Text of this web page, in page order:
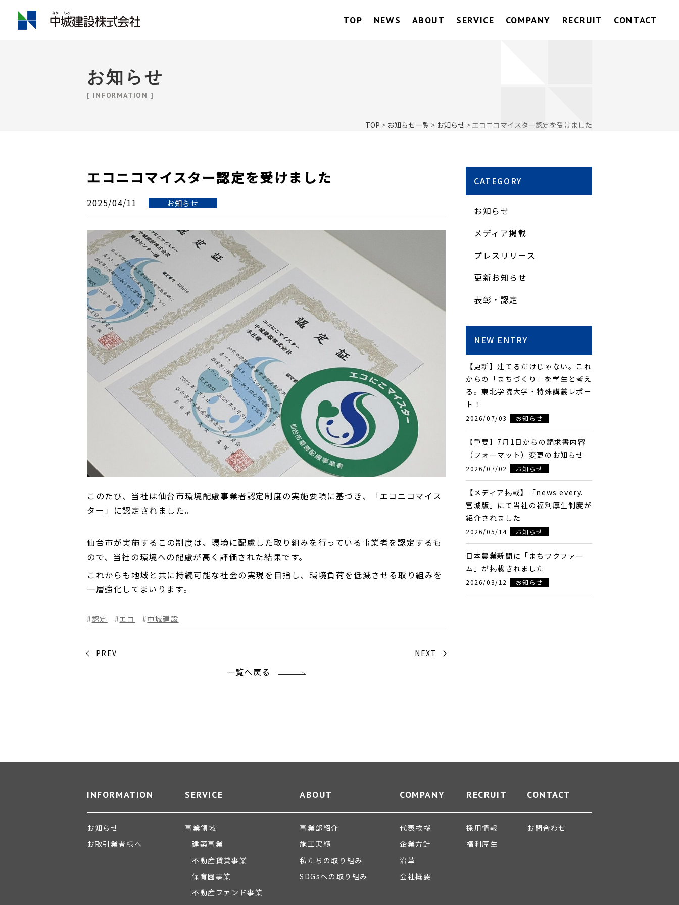
TOP NEWS ABOUT SERVICE COMPANY RECRUIT CONTACT
お知らせ
[ INFORMATION ]
TOP > お知らせ一覧 > お知らせ >エコニコマイスター認定を受けました
エコニコマイスター認定を受けました
2025/04/11 お知らせ
このたび、当社は仙台市環境配慮事業者認定制度の実施要項に基づき、「エコニコマイス
ター」に認定されました。
仙台市が実施するこの制度は、環境に配慮した取り組みを行っている事業者を認定するも
ので、当社の環境への配慮が高く評価された結果です。
これからも地域と共に持続可能な社会の実現を目指し、環境負荷を低減させる取り組みを
一層強化してまいります。
認定 エコ 中城建設
PREV NEXT
一覧へ戻る
CATEGORY
お知らせ
メディア掲載
プレスリリース
更新お知らせ
表彰・認定
NEW ENTRY
【更新】建てるだけじゃない。これ
からの「まちづくり」を学生と考え
る。東北学院大学・特殊講義レポー
ト！
2026/07/03 お知らせ
【重要】7月1日からの請求書内容
（フォーマット）変更のお知らせ
2026/07/02 お知らせ
【メディア掲載】「news every.
宮城版」にて当社の福利厚生制度が
紹介されました
2026/05/14 お知らせ
日本農業新聞に「まちワクファー
ム」が掲載されました
2026/03/12 お知らせ
INFORMATION
お知らせ
お取引業者様へ
SERVICE
事業領域
建築事業
不動産賃貸事業
保育園事業
不動産ファンド事業
ABOUT
事業部紹介
施工実績
私たちの取り組み
SDGsへの取り組み
COMPANY
代表挨拶
企業方針
沿革
会社概要
RECRUIT
採用情報
福利厚生
CONTACT
お問合わせ